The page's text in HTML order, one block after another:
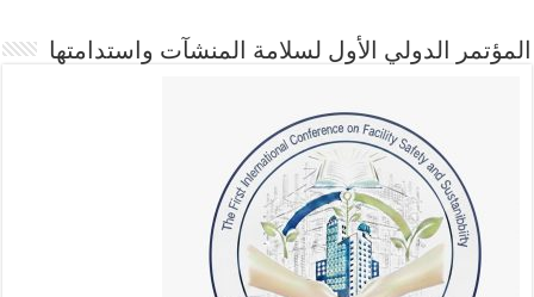
المؤتمر الدولي الأول لسلامة المنشآت واستدامتها